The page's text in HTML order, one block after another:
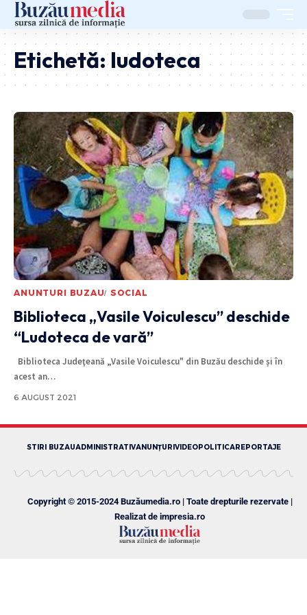
Etichetă:ludoteca
ANUNTURI BUZAU SOCIAL
Biblioteca „Vasile Voiculescu” deschide
“Ludoteca de vară”
Biblioteca Judeţeană „Vasile Voiculescu" din Buzău deschide și în
acest an…
6 AUGUST 2021
STIRI BUZAUADMINISTRATIVANUNȚURIVIDEOPOLITICAREPORTAJE
Copyright © 2015-2024 Buzăumedia.ro | Toate drepturile rezervate |
Realizat de impresia.ro